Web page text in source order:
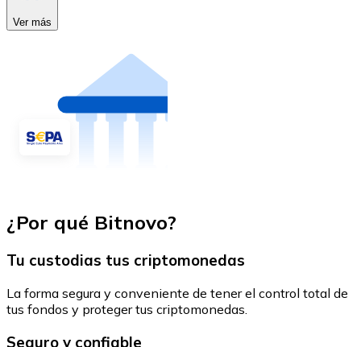
Ver más
¿Por qué Bitnovo?
Tu custodias tus criptomonedas
La forma segura y conveniente de tener el control total de
tus fondos y proteger tus criptomonedas.
Seguro y confiable